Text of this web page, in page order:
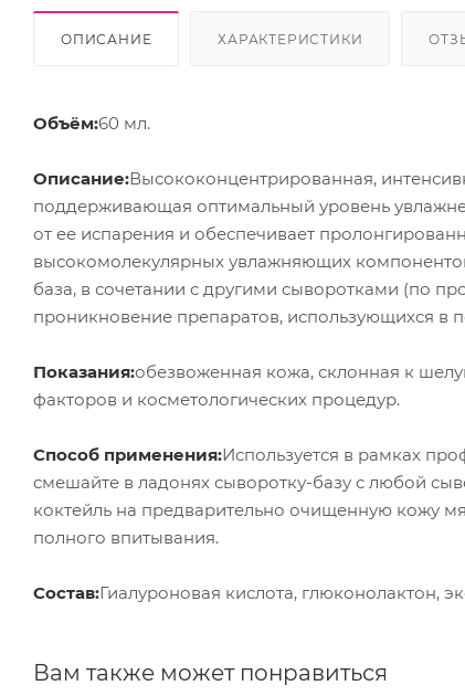
ОПИСАНИЕ ХАРАКТЕРИСТИКИ
Объём:60 мл.
Описание:Высококонцентрированная,
поддерживающая оптимальный уровень
от ее испарения и обеспечивает
высокомолекулярных увлажняющих
база, в сочетании с другими сыворотками (по
проникновение препаратов, использующихся в
Показания:обезвоженная кожа, склонная к
факторов и косметологических процедур.
Способ применения:Используется в рамках
смешайте в ладонях сыворотку-базу с любой
коктейль на предварительно очищенную кожу
полного впитывания.
Состав:Гиалуроновая кислота, глюконолактон,
Вам также может понравиться